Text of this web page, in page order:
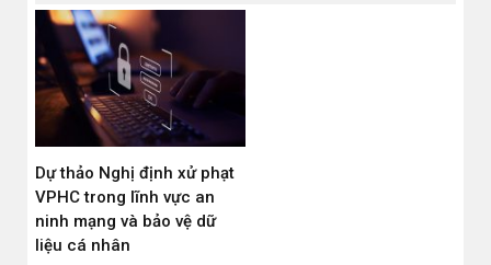
Dự thảo Nghị định xử phạt
VPHC trong lĩnh vực an
ninh mạng và bảo vệ dữ
liệu cá nhân